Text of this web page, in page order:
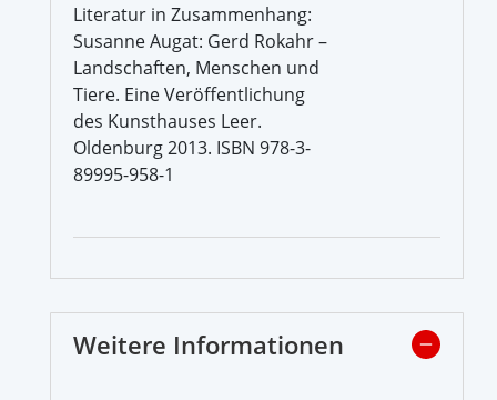
Literatur in Zusammenhang:
Susanne Augat: Gerd Rokahr –
Landschaften, Menschen und
Tiere. Eine Veröffentlichung
des Kunsthauses Leer.
Oldenburg 2013. ISBN 978-3-
89995-958-1
Weitere Informationen